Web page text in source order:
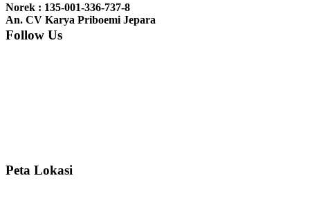
nyesel deh beli geby...
Norek : 135-001-336-737-8
An. CV Karya Priboemi Jepara
Follow Us
Peta Lokasi